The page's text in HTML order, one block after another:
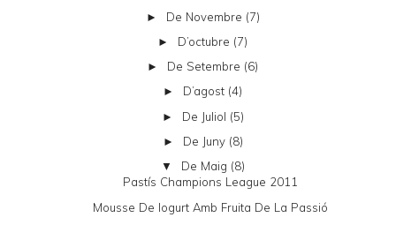
► De Novembre (7)
► D’octubre (7)
► De Setembre (6)
► D’agost (4)
► De Juliol (5)
► De Juny (8)
▼ De Maig (8)
Pastís Champions League 2011
Mousse De Iogurt Amb Fruita De La Passió